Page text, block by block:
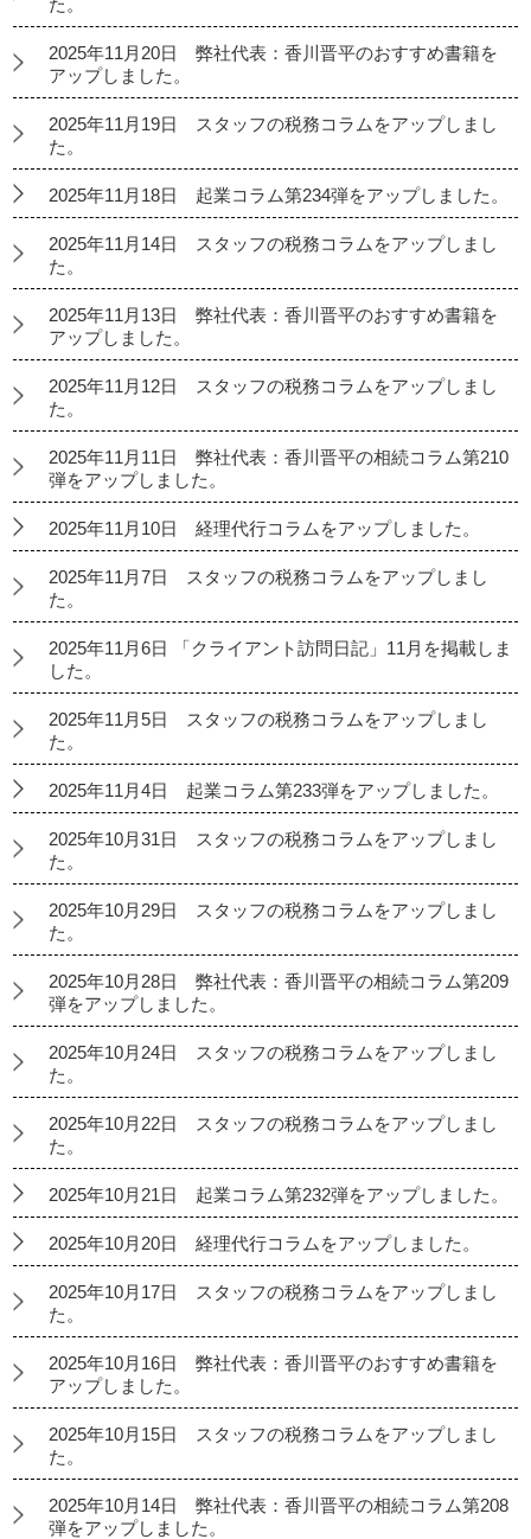
た。
2025年11月20日 弊社代表：香川晋平のおすすめ書籍を
アップしました。
2025年11月19日 スタッフの税務コラムをアップしまし
た。
2025年11月18日 起業コラム第234弾をアップしました。
2025年11月14日 スタッフの税務コラムをアップしまし
た。
2025年11月13日 弊社代表：香川晋平のおすすめ書籍を
アップしました。
2025年11月12日 スタッフの税務コラムをアップしまし
た。
2025年11月11日 弊社代表：香川晋平の相続コラム第210
弾をアップしました。
2025年11月10日 経理代行コラムをアップしました。
2025年11月7日 スタッフの税務コラムをアップしまし
た。
2025年11月6日 「クライアント訪問日記」11月を掲載しま
した。
2025年11月5日 スタッフの税務コラムをアップしまし
た。
2025年11月4日 起業コラム第233弾をアップしました。
2025年10月31日 スタッフの税務コラムをアップしまし
た。
2025年10月29日 スタッフの税務コラムをアップしまし
た。
2025年10月28日 弊社代表：香川晋平の相続コラム第209
弾をアップしました。
2025年10月24日 スタッフの税務コラムをアップしまし
た。
2025年10月22日 スタッフの税務コラムをアップしまし
た。
2025年10月21日 起業コラム第232弾をアップしました。
2025年10月20日 経理代行コラムをアップしました。
2025年10月17日 スタッフの税務コラムをアップしまし
た。
2025年10月16日 弊社代表：香川晋平のおすすめ書籍を
アップしました。
2025年10月15日 スタッフの税務コラムをアップしまし
た。
2025年10月14日 弊社代表：香川晋平の相続コラム第208
弾をアップしました。